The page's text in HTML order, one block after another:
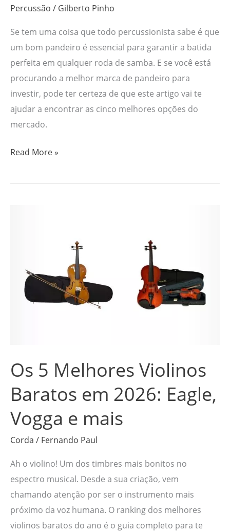
Percussão / Gilberto Pinho
Se tem uma coisa que todo percussionista sabe é que
um bom pandeiro é essencial para garantir a batida
perfeita em qualquer roda de samba. E se você está
procurando a melhor marca de pandeiro para
investir, pode ter certeza de que este artigo vai te
ajudar a encontrar as cinco melhores opções do
mercado.
Read More »
Os 5 Melhores Violinos
Baratos em 2026: Eagle,
Vogga e mais
Corda / Fernando Paul
Ah o violino! Um dos timbres mais bonitos no
espectro musical. Desde a sua criação, vem
chamando atenção por ser o instrumento mais
próximo da voz humana. O ranking dos melhores
violinos baratos do ano é o guia completo para te
Baratos
2026:
mais